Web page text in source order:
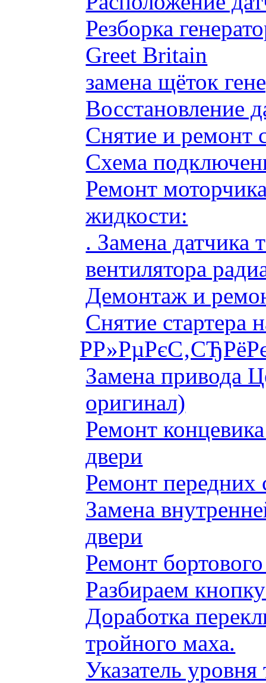
Резборка
Greet Britain
замена щёток
Восстановление
Снятие и ремонт
Схема
Ремонт
жидкости:
. Замена
вентилятора
Демонтаж и
Снятие
Замена привода
оригинал)
Ремонт
двери
Ремонт передних
Замена
двери
Ремонт
Разбираем
Доработка
тройного маха.
Указатель